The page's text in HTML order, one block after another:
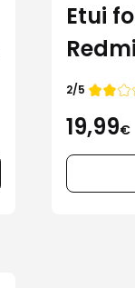
Etui
Note
2/5
19,99€